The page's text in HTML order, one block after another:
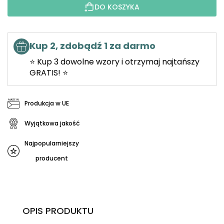
DO KOSZYKA
Kup 2, zdobądź 1 za darmo
⭐ Kup 3 dowolne wzory i otrzymaj najtańszy
GRATIS! ⭐
Produkcja w UE
Wyjątkowa jakość
Najpopularniejszy
producent
OPIS PRODUKTU